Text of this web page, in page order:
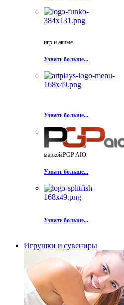
игр и аниме.
Узнать больше...
Узнать больше...
маркой PGP AIO.
Узнать больше...
Узнать больше...
Игрушки и сувениры